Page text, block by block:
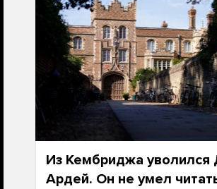
Из Кембриджа уволился
Ардей. Он не умел